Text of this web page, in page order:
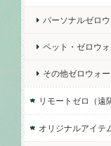
パーソナルゼロ
ペット・ゼロウ
その他ゼロウォ
リモートゼロ（遠
オリジナルアイテ